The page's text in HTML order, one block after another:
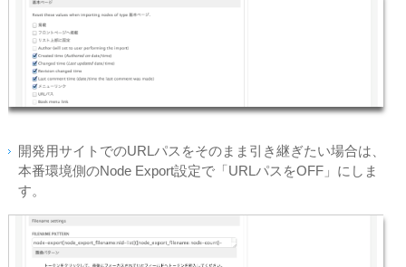
開発用サイトでのURLパスをそのまま引き継ぎたい場合は、
本番環境側のNode Export設定で「URLパスをOFF」にしま
す。